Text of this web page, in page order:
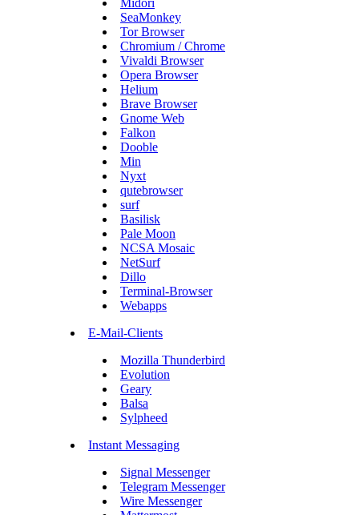
Midori
SeaMonkey
Tor Browser
Chromium / Chrome
Vivaldi Browser
Opera Browser
Helium
Brave Browser
Gnome Web
Falkon
Dooble
Min
Nyxt
qutebrowser
surf
Basilisk
Pale Moon
NCSA Mosaic
NetSurf
Dillo
Terminal-Browser
Webapps
E-Mail-Clients
Mozilla Thunderbird
Evolution
Geary
Balsa
Sylpheed
Instant Messaging
Signal Messenger
Telegram Messenger
Wire Messenger